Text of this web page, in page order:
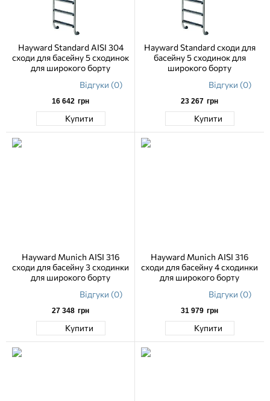
Hayward Standard AISI 304
сходи для басейну 5 сходинок
для широкого борту
Відгуки (0)
16 642 грн
Купити
Hayward Standard сходи для
басейну 5 сходинок для
широкого борту
Відгуки (0)
23 267 грн
Купити
Hayward Munich AISI 316
сходи для басейну 3 сходинки
для широкого борту
Відгуки (0)
27 348 грн
Купити
Hayward Munich AISI 316
сходи для басейну 4 сходинки
для широкого борту
Відгуки (0)
31 979 грн
Купити